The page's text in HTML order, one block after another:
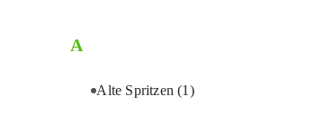
A
Alte Spritzen(1)